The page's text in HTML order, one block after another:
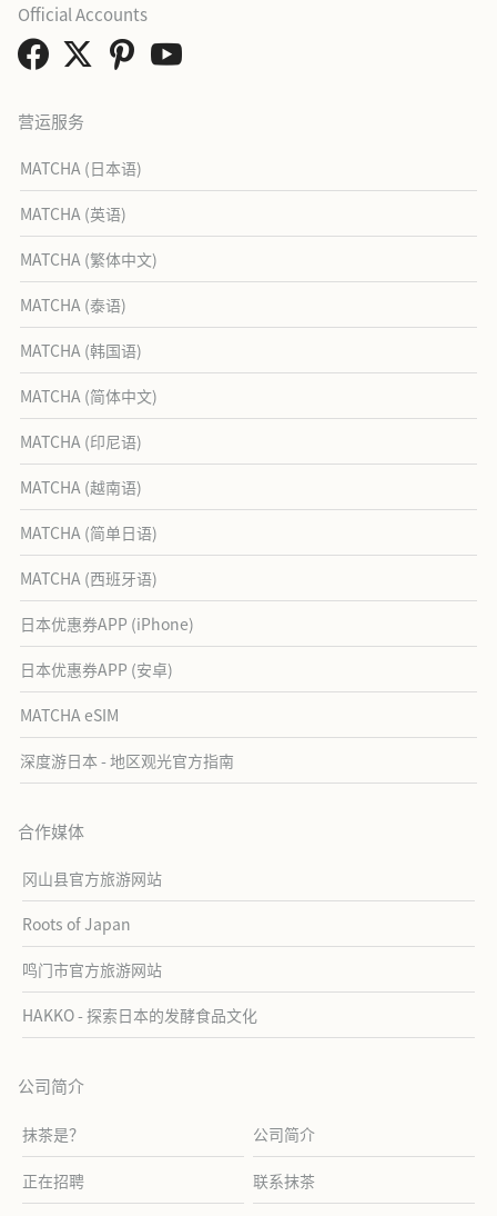
营运服务
MATCHA (日本语)
MATCHA (英语)
MATCHA (繁体中文)
MATCHA (泰语)
MATCHA (韩国语)
MATCHA (简体中文)
MATCHA (印尼语)
MATCHA (越南语)
MATCHA (简单日语)
MATCHA (西班牙语)
日本优惠券APP (iPhone)
日本优惠券APP (安卓)
MATCHA eSIM
深度游日本 - 地区观光官方指南
合作媒体
冈山县官方旅游网站
Roots of Japan
鸣门市官方旅游网站
HAKKO - 探索日本的发酵食品文化
公司简介
抹茶是？ 公司简介
正在招聘 联系抹茶
Official Accounts